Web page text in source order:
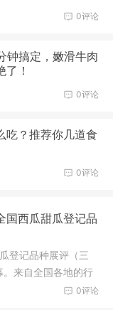
0评论
钟搞定，嫩滑牛肉
！
0评论
吃？推荐你几道食
0评论
国西瓜甜瓜登记品
登记品种展评（三
来自全国各地的行
“甜蜜之约”，聚焦种
0评论